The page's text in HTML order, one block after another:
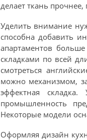
делает ткань
Уделить внимание
способна добавить
апартаментов
складками по всей
смотреться
можно механизмом,
эффектная
промышленность
Некоторые модели
Оформляя дизайн